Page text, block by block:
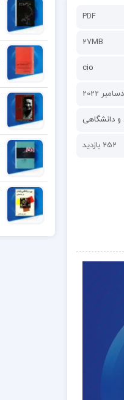
PDF
27MB
cio
دانشگاهی
252 بازدید